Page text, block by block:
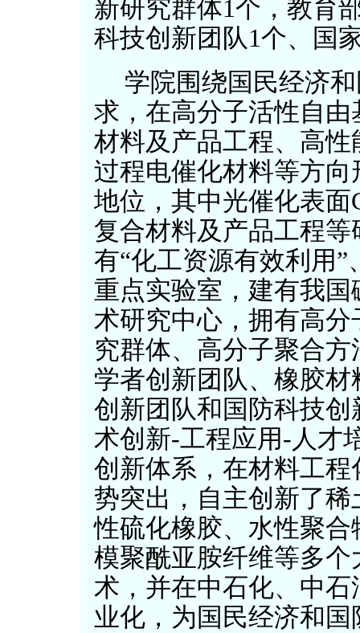
新研究群体1个，教育
科技创新团队1个、国
学院围绕国民经济
求，在高分子活性自
材料及产品工程、高
过程电催化材料等方
地位，其中光催化表
复合材料及产品工程
有“化工资源有效利用”
重点实验室，建有我
术研究中心，拥有高
究群体、高分子聚合
学者创新团队、橡胶
创新团队和国防科技
术创新-工程应用-人才
创新体系，在材料工
势突出，自主创新了
性硫化橡胶、水性聚
模聚酰亚胺纤维等多
术，并在中石化、中
业化，为国民经济和